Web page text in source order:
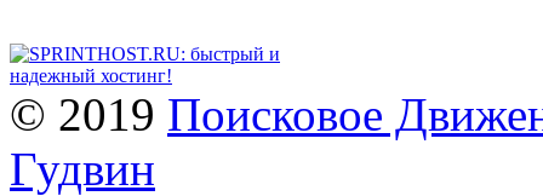
© 2019 Поисковое
Гудвин